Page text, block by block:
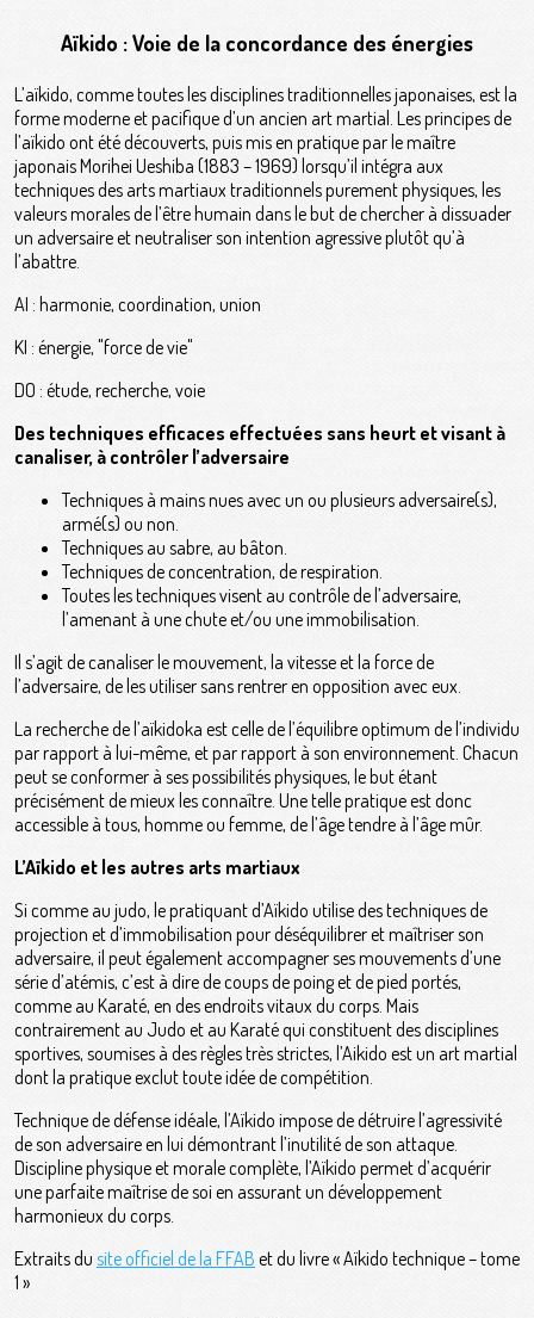
Aïkido : Voie de la concordance des énergies
L’aïkido, comme toutes les disciplines traditionnelles japonaises, est la
forme moderne et pacifique d’un ancien art martial. Les principes de
l’aïkido ont été découverts, puis mis en pratique par le maître
japonais Morihei Ueshiba (1883 – 1969) lorsqu’il intégra aux
techniques des arts martiaux traditionnels purement physiques, les
valeurs morales de l’être humain dans le but de chercher à dissuader
un adversaire et neutraliser son intention agressive plutôt qu’à
l’abattre.
AI : harmonie, coordination, union
KI : énergie, "force de vie"
DO : étude, recherche, voie
Des techniques efficaces effectuées sans heurt et visant à
canaliser, à contrôler l’adversaire
Techniques à mains nues avec un ou plusieurs adversaire(s),
armé(s) ou non.
Techniques au sabre, au bâton.
Techniques de concentration, de respiration.
Toutes les techniques visent au contrôle de l’adversaire,
l’amenant à une chute et/ou une immobilisation.
Il s’agit de canaliser le mouvement, la vitesse et la force de
l’adversaire, de les utiliser sans rentrer en opposition avec eux.
La recherche de l’aïkidoka est celle de l’équilibre optimum de l’individu
par rapport à lui-même, et par rapport à son environnement. Chacun
peut se conformer à ses possibilités physiques, le but étant
précisément de mieux les connaître. Une telle pratique est donc
accessible à tous, homme ou femme, de l’âge tendre à l’âge mûr.
L’Aïkido et les autres arts martiaux
Si comme au judo, le pratiquant d’Aïkido utilise des techniques de
projection et d’immobilisation pour déséquilibrer et maîtriser son
adversaire, il peut également accompagner ses mouvements d’une
série d’atémis, c’est à dire de coups de poing et de pied portés,
comme au Karaté, en des endroits vitaux du corps. Mais
contrairement au Judo et au Karaté qui constituent des disciplines
sportives, soumises à des règles très strictes, l’Aikido est un art martial
dont la pratique exclut toute idée de compétition.
Technique de défense idéale, l’Aïkido impose de détruire l’agressivité
de son adversaire en lui démontrant l’inutilité de son attaque.
Discipline physique et morale complète, l’Aïkido permet d’acquérir
une parfaite maîtrise de soi en assurant un développement
harmonieux du corps.
Extraits du site officiel de la FFAB et du livre « Aïkido technique – tome
1 »